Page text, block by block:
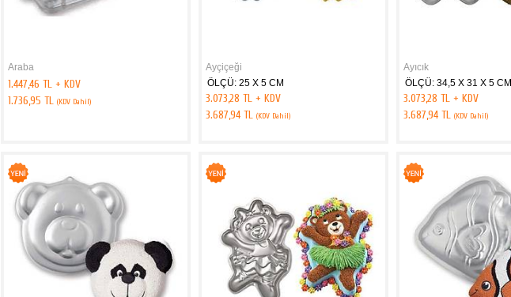
Araba
1.447,46 TL + KDV
1.736,95 TL (KDV Dahil)
Ayçiçeği
ÖLÇÜ: 25 X 5 CM
3.073,28 TL + KDV
3.687,94 TL (KDV Dahil)
Ayıcık
ÖLÇÜ: 34,5 X 31 X 5 CM
3.073,28 TL + KDV
3.687,94 TL (KDV Dahil)